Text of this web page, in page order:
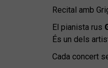
Recital amb
El pianista rus
És un dels
Cada concert